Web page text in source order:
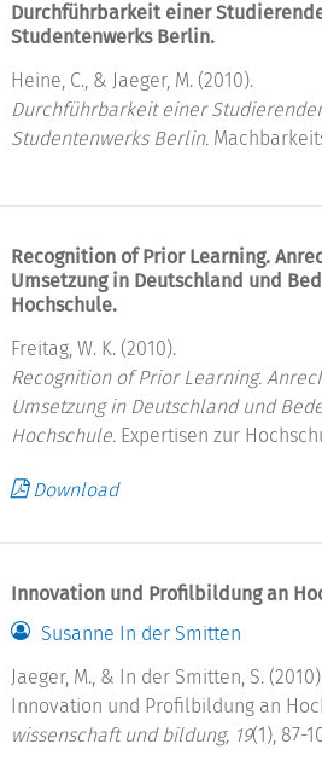
Durchführbarkeit einer
Studentenwerks Berlin.
Heine, C., & Jaeger, M. (2010).
Durchführbarkeit einer
Studentenwerks Berlin.
Recognition of Prior Learning.
Umsetzung in Deutschland und
Hochschule.
Freitag, W. K. (2010).
Recognition of Prior Learning.
Umsetzung in Deutschland und
Hochschule. Expertisen zur
Download
Innovation und Profilbildung an
Susanne In der Smitten
Jaeger, M., & In der Smitten, S.
Innovation und Profilbildung an
wissenschaft und bildung, 19(1), 87-